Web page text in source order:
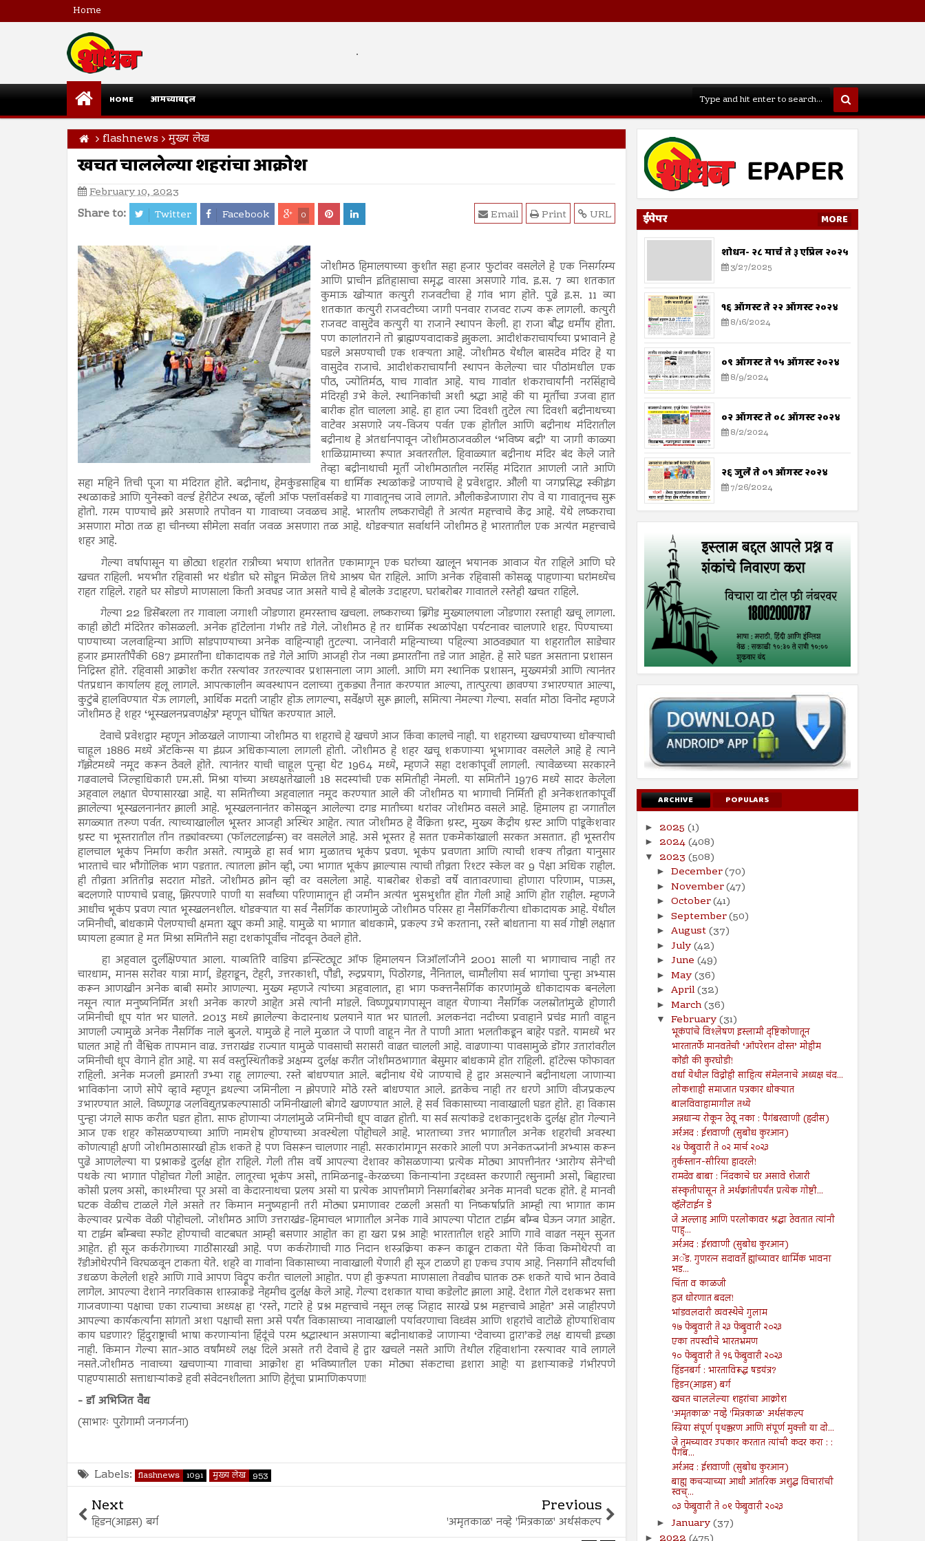
Home
.
HOME आमच्याबद्दल
flashnews मुख्य लेख
खचत चाललेल्या शहरांचा आक्रोश
February 10, 2023
Share to: Twitter Facebook 0 URL
Print
Email
जोशीमठ हिमालयाच्या कुशीत सहा हजार फुटांवर वसलेले हे एक निसर्गरम्य
आणि प्राचीन इतिहासाचा समृद्ध वारसा असणारे गांव. इ.स. 7 व्या शतकात
कुमाऊ खोऱ्यात कत्युरी राजवटीचा हे गांव भाग होते. पुढे इ.स. 11 व्या
शतकात कत्युरी राजवटीच्या जागी पनवार राजवट राज्य करू लागली. कत्युरी
राजवट वासुदेव कत्युरी या राजाने स्थापन केली. हा राजा बौद्ध धर्मीय होता.
पण कालांतराने तो ब्राह्मण्यवादाकडे झुकला. आदीशंकराचार्याच्या प्रभावाने हे
घडले असण्याची एक शक्यता आहे. जोशीमठ येथील बासदेव मंदिर हे या
वासुदेव राजाचे. आदीशंकराचार्यांनी स्थापन केलेल्या चार पीठांमधील एक
पीठ, ज्योतिर्मठ, याच गावांत आहे. याच गावांत शंकराचार्यांनी नरसिंहाचे
मंदिरही उभे केले. स्थानिकांची अशी श्रद्धा आहे की या मूर्तीचा उजवा हात
बारीक होत चालला आहे. हा हात ज्या दिवशी तुटेल त्या दिवशी बद्रीनाथच्या
वाटेवर असणारे जय-विजय पर्वत एक होतील आणि बद्रीनाथ मंदिरातील
बद्रीनाथ हे अंतर्धानपावून जोशीमठाजवळील ‘भविष्य बद्री’ या जागी काळ्या
शाळिग्रामाच्या रूपात अवतरतील. हिवाळ्यात बद्रीनाथ मंदिर बंद केले जाते
तेव्हा बद्रीनाथाची मूर्ती जोशीमठातील नरसिंह मंदिरात आणली जाते आणि
सहा महिने तिची पूजा या मंदिरात होते. बद्रीनाथ, हेमकुंडसाहिब या धार्मिक स्थळांकडे जाण्याचे हे प्रवेशद्वार. औली या जगप्रसिद्ध स्कीइंग
स्थळाकडे आणि युनेस्को वर्ल्ड हेरीटेज स्थळ, व्हॅली ऑफ फ्लॉवर्सकडे या गावातूनच जावे लागते. औलीकडेजाणारा रोप वे या गावातूनच सुरू
होतो. गरम पाण्याचे झरे असणारे तपोवन या गावाच्या जवळच आहे. भारतीय लष्कराचेही ते अत्यंत महत्त्वाचे केंद्र आहे. येथे लष्कराचा
असणारा मोठा तळ हा चीनच्या सीमेला सर्वात जवळ असणारा तळ आहे. थोडक्यात सर्वार्थाने जोशीमठ हे भारतातील एक अत्यंत महत्त्वाचे
शहर आहे.
गेल्या वर्षापासून या छोट्या शहरांत रात्रीच्या भयाण शांततेत एकामागून एक घरांच्या खालून भयानक आवाज येत राहिले आणि घरे
खचत राहिली. भयभीत रहिवासी भर थंडीत घरे सोडून मिळेल तिथे आश्रय घेत राहिले. आणि अनेक रहिवासी कोसळू पाहणाऱ्या घरांमध्येच
राहत राहिले. राहते घर सोडणे माणसाला किती अवघड जात असते याचे हे बोलके उदाहरण. घरांबरोबर गावातले रस्तेही खचत राहिले.
गेल्या 22 डिसेंबरला तर गावाला जगाशी जोडणारा हमरस्ताच खचला. लष्कराच्या ब्रिगेड मुख्यालयाला जोडणारा रस्ताही खचू लागला.
काही छोटी मंदिरेतर कोसळली. अनेक हॉटेलांना गंभीर तडे गेले. जोशीमठ हे तर धार्मिक स्थळांपेक्षा पर्यटनावर चालणारे शहर. पिण्याच्या
पाण्याच्या जलवाहिन्या आणि सांडपाण्याच्या अनेक वाहिन्याही तुटल्या. जानेवारी महिन्याच्या पहिल्या आठवड्यात या शहरातील साडेचार
हजार इमारतींपैकी 687 इमारतींना धोकादायक तडे गेले आणि आजही रोज नव्या इमारतींना तडे जात आहेत. हे सारे घडत असताना प्रशासन
निद्रिस्त होते. रहिवासी आक्रोश करीत रस्त्यांवर उतरल्यावर प्रशासनाला जाग आली. आणि मग स्थानिक प्रशासन, मुख्यमंत्री आणि त्यानंतर
पंतप्रधान कार्यालय हलू लागले. आपत्कालीन व्यवस्थापन दलाच्या तुकड्या तैनात करण्यात आल्या, तात्पुरत्या छावण्या उभारण्यात आल्या,
कुटुंबे हालविण्यात येऊ लागली, आर्थिक मदती जाहीर होऊ लागल्या, सर्वेक्षणे सुरू झाली, समित्या नेमल्या गेल्या. सर्वात मोठा विनोद म्हणजे
जोशीमठ हे शहर ‘भूस्खलनप्रवणक्षेत्र’ म्हणून घोषित करण्यात आले.
देवाचे प्रवेशद्वार म्हणून ओळखले जाणाऱ्या जोशीमठ या शहराचे हे खचणे आज किंवा कालचे नाही. या शहराच्या खचण्याच्या धोक्याची
चाहूल 1886 मध्ये अ‍ॅटकिन्स या इंग्रज अधिकाऱ्याला लागली होती. जोशीमठ हे शहर खचू शकणाऱ्या भूभागावर वसलेले आहे हे त्याने
गॅझेटमध्ये नमूद करून ठेवले होते. त्यानंतर याची चाहूल पुन्हा थेट 1964 मध्ये, म्हणजे सहा दशकांपूर्वी लागली. त्यावेळच्या सरकारने
गढवालचे जिल्हाधिकारी एम.सी. मिश्रा यांच्या अध्यक्षतेखाली 18 सदस्यांची एक समितीही नेमली. या समितीने 1976 मध्ये सादर केलेला
अहवाल लक्षात घेण्यासारखा आहे. या समितीच्या अहवालात नमूद करण्यात आले की जोशीमठ या भागाची निर्मिती ही अनेकशतकांपूर्वी
झालेल्या भूस्खलनानंतर झाली आहे. भूस्खलनानंतर कोसळून आलेल्या दगड मातीच्या थरांवर जोशीमठ वसले आहे. हिमालय हा जगातील
सगळ्यात तरुण पर्वत. त्याच्याखालील भूस्तर आजही अस्थिर आहेत. त्यात जोशीमठ हे वैक्रिता थ्रस्ट, मुख्य केंद्रीय थ्रस्ट आणि पांडूकेशवार
थ्रस्ट या भूस्तरातील तीन तड्यांवरच्या (फॉलटलाईन्स) वर वसलेले आहे. असे भूस्तर हे सतत एकमेकांखाली सरकत असतात. ही भूस्तरीय
हालचाल भूकंप निर्माण करीत असते. त्यामुळे हा सर्व भाग मुळातच भूकंप प्रवण. भूकंप प्रवणता आणि त्याची शक्य तीव्रता यानुसार
भारताचे चार भौगोलिक भाग पडतात. त्यातला झोन व्ही, ज्या भागात भूकंप झाल्यास त्याची तीव्रता रिश्टर स्केल वर 9 पेक्षा अधिक राहील.
ही तीव्रता अतितीव्र सदरात मोडते. जोशीमठ झोन व्ही वर वसलेला आहे. याबरोबर शेकडो वर्षे वातावरणाचा होणारा परिणाम, पाऊस,
बदलणारे पाण्याचे प्रवाह, झिरपणारे पाणी या सर्वांच्या परिणामातून ही जमीन अत्यंत भुसभुशीत होत गेली आहे आणि होत राहील. म्हणजे
आधीच भूकंप प्रवण त्यात भूस्खलनशील. थोडक्यात या सर्व नैसर्गिक कारणांमुळे जोशीमठ परिसर हा नैसर्गिकरीत्या धोकादायक आहे. येथील
जमिनीची, बांधकामे पेलण्याची क्षमता खूप कमी आहे. यामुळे या भागात बांधकामे, प्रकल्प उभे करताना, रस्ते बांधताना या सर्व गोष्टी लक्षात
घ्यायला हव्यात हे मत मिश्रा समितीने सहा दशकांपूर्वीच नोंदवून ठेवले होते.
हा अहवाल दुर्लक्षिण्यात आला. याव्यतिरिे वाडिया इन्स्टिट्यूट ऑफ हिमालयन जिऑलॉजीने 2001 साली या भागाचाच नाही तर
चारधाम, मानस सरोवर यात्रा मार्ग, डेहराडून, टेहरी, उत्तरकाशी, पौडी, रुद्रप्रयाग, पिठोरगड, नैनिताल, चामौलीया सर्व भागांचा पुन्हा अभ्यास
करून आणखीन अनेक बाबी समोर आणल्या. मुख्य म्हणजे त्यांच्या अहवालात, हा भाग फक्तनैसर्गिक कारणांमुळे धोकादायक बनलेला
नसून त्यात मनुष्यनिर्मित अशी अनेक कारणे आहेत असे त्यांनी मांडले. विष्णूप्रयागपासून वाहत येणाऱ्या नैसर्गिक जलस्रोतांमुळे होणारी
जमिनीची धूप यांत भर घालते. 2013 मध्ये झालेल्या केदारनाथ प्रलयाने यात भर घातली. अलकनंदा नदीच्या प्रवाहाने प्रचंड माती वाहून
आणली ज्यामुळे अनेक नैसर्गिक नाले बुजले. यामुळे हे नाले मुळात जे पाणी वाहून नेत ते पाणी आता भलतीकडून बाहेर पडते. यामध्ये भर
घालत आहे ती वैश्विक तापमान वाढ. उत्तराखंड राज्यात यामुळे पावसाची सरासरी वाढत चालली आहे. वाढणाऱ्या पावसामुळे डोंगर उतारांवरील
जमिनीची धूप वेगाने होत आहे. या सर्व वस्तुस्थितीकडे अक्षम्य दुर्लक्ष करीत जोशीमठभागात बेसुमार बांधकामे होत राहिली. हॉटेल्स फोफावत
राहिली. अनेक मजली इमारती उभ्या राहू लागल्या. रस्ते बांधण्यात आले. बद्रीनाथ येथे जाण्याचे हे द्वार असल्याने बद्रीनाथला जाणाऱ्या
भाविकांना जाणे सोपे व्हावे म्हणून इथल्या जमिनीला न झेपणारे मोठे रस्ते बांधण्यात आले. इतकेच नाही तर धरणे आणि वीजप्रकल्प
उभारण्यात आले. विष्णूगढ जलविद्युतप्रकल्पासाठी जमिनीखाली बोगदे खणण्यात आले. हे सर्व विकासाच्या नावाखाली घडत होते. हा विकास
पुन्हा जंगले साफ करीत घडत होता. साफ होणाऱ्या जंगलांमुळे जमिनीची धूप वाढत होती. या सर्व सत्यांकडे दशकानुदशके दुर्लक्ष होत गेल्याने
आज एक शहर कोसळण्याच्या आणि नामशेष होण्याच्या अवस्थेला पोहोचले आहे. भारताच्या उत्तर भागातील अनेक शहरांची अवस्था
कोणत्याही क्षणी जोशीमठासारखी होऊ शकते हे पण विसरून चालणार नाही. सरकारांमागून सरकारे आली पण अनेकतज्ज्ञांनी अभ्यास करून
पुढे आणलेल्या या प्रश्नाकडे दुर्लक्ष होत राहिले. गेली तीस वर्षे आपल्या देशावर कोसळणाऱ्या प्रत्येक मोठ्या आपत्तीनंतर ‘आरोग्य सेने’ची
पथके त्या भागात पोहोचत गेली आहेत. लातूरचा भूकंप असो, तामिळनाडू-केरळच्या किनाऱ्यांना उद्ध्वस्त करणारी त्सुनामी असो, बिहारचा
कोसी प्रलय असो, काश्मीरचा पूर असो वा केदारनाथचा प्रलय असो या प्रत्येक आपत्तीमागे निसर्गाबरोबर अनेक मानवी घटक होते. हे मानवी
घटक वेळीच टाळले गेले असते तर किमान मनुष्यहानी तरी मोठ्या प्रमाणावर टळली असती या निष्कर्षाप्रति आम्ही त्या भागात काम
केल्यावर प्रत्येक वेळी पोहोचलो. जोशीमठ आणि उत्तराखंड-हिमाचल भागातील अनेक गावे आपल्या पोटात टाईम बाँम्ब घेऊन जगत आहेत.
या टाईम बाँम्बचा स्फोट होण्याची वाटबघत आम्ही बसणार आहोत का हा खरा प्रश्न आहे! भारतातील शहरे आणि गावे वाढत नसून सुजत
आहेत. ही सूज कर्करोगाच्या गाठींसारखी आहे. पण कर्करोगाची गाठ निदान शस्त्रक्रिया करून काढून टाकता येते किंवा किमोथेरपी वा
रॅडीओथेरपीने विरघळवून टाकता येते. शहरे वा गावांना विकासाच्या नावाखाली येणारी ही सूज टाळणे हा एकच उपाय आहे. निसर्गाने सौंदर्याची
उधळण केलेली शहरे आणि गावे आपण विद्रूप करीत चाललो आहोत. पण ही कुरूपता माणसाला तेवढीच घातक ठरू शकते याचे भान ठेवावे
लागेल. आपल्या देशाने नगरविकास शास्त्राकडे नेहमीच दुर्लक्ष केले आहे. गेल्या दशकात याचा कडेलोट झाला आहे. देशात गेले दशकभर सत्ता
गाजवणाऱ्या पक्षाचा एका राज्याचा अध्यक्ष हा ‘रस्ते, गटारे हे प्रश्न महत्त्वाचे नसून लव्ह जिहाद सारखे प्रश्न महत्त्वाचे आहेत’ असे जाहीरपणे
आपल्या कार्यकर्त्यांना सांगतो अशा पक्षाची सत्ता असे पर्यंत विकासाच्या नावाखाली पर्यावरणाचा विध्वंस आणि शहरांचे वाटोळे होण्याशिवाय
काय घडणार? हिंदुराष्ट्राची भाषा करणाऱ्यांना हिंदूंचे परम श्रद्धास्थान असणाऱ्या बद्रीनाथाकडे जाणाऱ्या ‘देवाच्या द्वारा’कडे लक्ष द्यायची इच्छा
नाही. किमान गेल्या सात-आठ वर्षांमध्ये लक्ष दिले असते तरी देवाचे हे द्वार खचले नसते आणि तेथील रहिवाशांना रस्त्यावर यावे लागले
नसते.जोशीमठ नावाच्या खचणाऱ्या गावाचा आक्रोश हा भविष्यातील एका मोठ्या संकटाचा इशारा आहे! या इशाऱ्याकडे गंभीरपणे
पाहण्यासाठी सत्ताधाऱ्यांकडे हवी संवेदनशीलता आणि हेतूंचा प्रामाणिकपणा!
- डॉ अभिजित वैद्य
(साभारः पुरोगामी जनगर्जना)
Labels: flashnews 1091 मुख्य लेख 953
Next
हिडन(आइस) बर्ग
Previous
'अमृतकाळ' नव्हे 'मित्रकाळ' अर्थसंकल्प
ईपेपर MORE
शोधन- २८ मार्च ते ३ एप्रिल २०२५
3/27/2025
१६ ऑगस्ट ते २२ ऑगस्ट २०२४
8/16/2024
०९ ऑगस्ट ते १५ ऑगस्ट २०२४
8/9/2024
०२ ऑगस्ट ते ०८ ऑगस्ट २०२४
8/2/2024
२६ जुलै ते ०१ ऑगस्ट २०२४
7/26/2024
ARCHIVE POPULARS
► 2025 (1)
► 2024(408)
▼ 2023 (508)
► December(70)
► November(47)
► October(41)
► September(50)
► August(37)
► July(42)
► June (49)
► May(36)
► April(32)
► March(36)
▼ February(31)
भूकंपांचे विश्लेषण इस्लामी दृष्टिकोणातून
भारतातर्फे मानवतेची ‘ऑपरेशन दोस्त’ मोहीम
कोंडी की कुरघोडी!
वर्धा येथील विद्रोही साहित्य संमेलनाचे अध्यक्ष चंद...
लोकशाही समाजात पत्रकार धोक्यात
बालविवाहामागील तथ्ये
अन्नधान्य रोकून ठेवू नका : पैगंबरवाणी (हदीस)
अर्रअद : ईशवाणी (सुबोध कुरआन)
२४ फेब्रुवारी ते ०२ मार्च २०२३
तुर्कस्तान-सीरिया हादरले!
रामदेव बाबा : निंदकाचे घर असावे शेजारी
संस्कृतीपासून ते अर्थक्रांतीपर्यंत प्रत्येक गोष्टी...
व्हॅलेंटाईन डे
जे अल्लाह आणि परलोकावर श्रद्धा ठेवतात त्यांनी
पाहु...
अर्रअद : ईशवाणी (सुबोध कुरआन)
अॅड. गुणरत्न सदावर्ते ह्यांच्यावर धार्मिक भावना
भड...
चिंता व काळजी
हज धोरणात बदल!
भांडवलदारी व्यवस्थेचे गुलाम
१७ फेब्रुवारी ते २३ फेब्रुवारी २०२३
एका तपस्वीचे भारतभ्रमण
१० फेब्रुवारी ते १६ फेब्रुवारी २०२३
हिंडनबर्ग : भारताविरूद्ध षडयंत्र?
हिडन(आइस) बर्ग
खचत चाललेल्या शहरांचा आक्रोश
'अमृतकाळ' नव्हे 'मित्रकाळ' अर्थसंकल्प
स्त्रिया संपूर्ण पृथक्करण आणि संपूर्ण मुक्ती या दो...
जे तुमच्यावर उपकार करतात त्यांची कदर करा : :
पैगंब...
अर्रअद : ईशवाणी (सुबोध कुरआन)
बाह्य कचऱ्याच्या आधी आंतरिक अशुद्ध विचारांची
स्वच्...
०३ फेब्रुवारी ते ०९ फेब्रुवारी २०२३
► January(37)
►